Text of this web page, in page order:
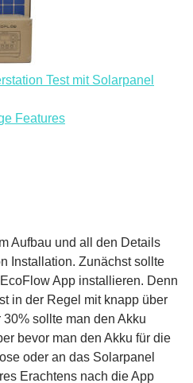
Test mit Solarpanel
Features
Aufbau und all den Details
Installation. Zunächst sollte
App installieren. Denn
in der Regel mit knapp über
sollte man den Akku
bevor man den Akku für die
oder an das Solarpanel
Erachtens nach die App